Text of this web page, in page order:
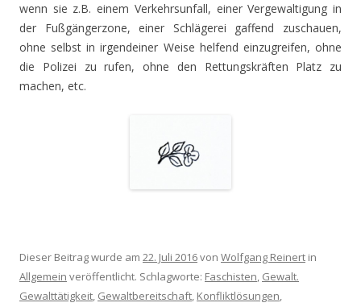
wenn sie z.B. einem Verkehrsunfall, einer Vergewaltigung in
der Fußgängerzone, einer Schlägerei gaffend zuschauen,
ohne selbst in irgendeiner Weise helfend einzugreifen, ohne
die Polizei zu rufen, ohne den Rettungskräften Platz zu
machen, etc.
Dieser Beitrag wurde am 22. Juli 2016von Wolfgang Reinert in
Allgemein veröffentlicht. Schlagworte: Faschisten, Gewalt.
Gewalttätigkeit, Gewaltbereitschaft, Konfliktlösungen,